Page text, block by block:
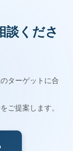
くださ
ターゲットに合
ご提案します。